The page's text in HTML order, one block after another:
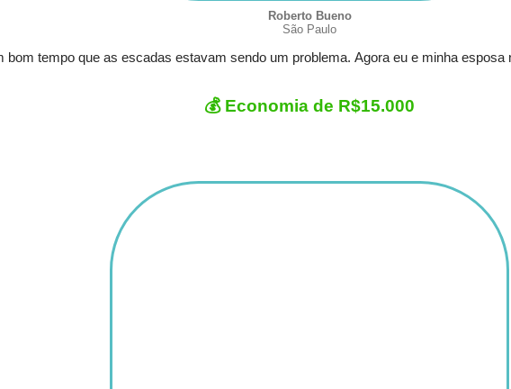
Roberto Bueno
São Paulo
bom tempo que as escadas estavam sendo um problema. Agora eu e minha
💰 Economia de R$15.000